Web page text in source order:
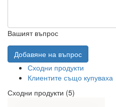
Вашият въпрос
Добавяне на въпрос
Сходни продукти
Клиентите също купуваха
Сходни продукти (5)